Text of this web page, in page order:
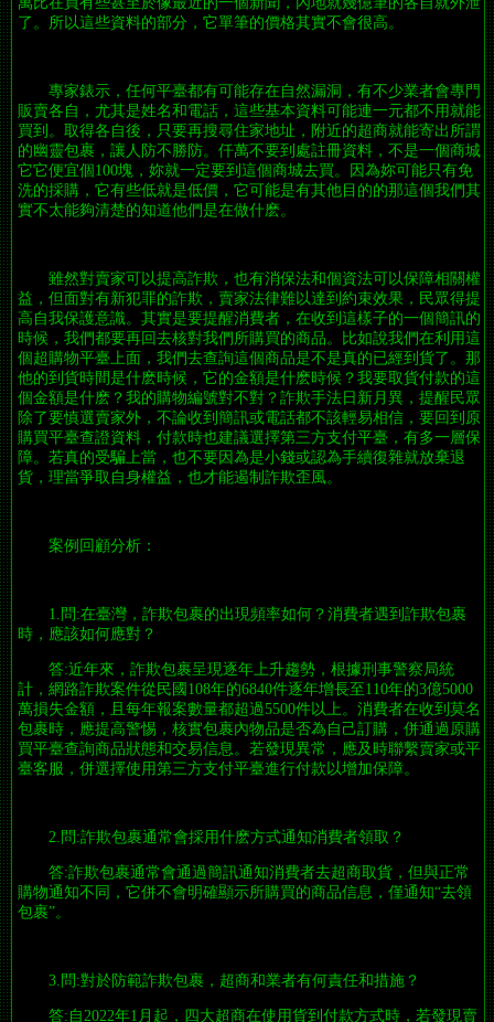
了。所以這些資料的部分，它單筆的價格其實不會很高。
專家錶示，任何平臺都有可能存在自然漏洞，有不少業者會專門
販賣各自，尤其是姓名和電話，這些基本資料可能連一元都不用就能
買到。取得各自後，只要再搜尋住家地址，附近的超商就能寄出所謂
的幽靈包裹，讓人防不勝防。仟萬不要到處註冊資料，不是一個商城
它它便宜個100塊，妳就一定要到這個商城去買。因為妳可能只有免
洗的採購，它有些低就是低價，它可能是有其他目的的那這個我們其
實不太能夠清楚的知道他們是在做什麽。
雖然對賣家可以提高詐欺，也有消保法和個資法可以保障相關權
益，但面對有新犯罪的詐欺，賣家法律難以達到約束效果，民眾得提
高自我保護意識。其實是要提醒消費者，在收到這樣子的一個簡訊的
時候，我們都要再回去核對我們所購買的商品。比如說我們在利用這
個超購物平臺上面，我們去查詢這個商品是不是真的已經到貨了。那
他的到貨時間是什麽時候，它的金額是什麽時候？我要取貨付款的這
個金額是什麽？我的購物編號對不對？詐欺手法日新月異，提醒民眾
除了要慎選賣家外，不論收到簡訊或電話都不該輕易相信，要回到原
購買平臺查證資料，付款時也建議選擇第三方支付平臺，有多一層保
障。若真的受騙上當，也不要因為是小錢或認為手續復雜就放棄退
貨，理當爭取自身權益，也才能遏制詐欺歪風。
案例回顧分析：
1.問:在臺灣，詐欺包裹的出現頻率如何？消費者遇到詐欺包裹
時，應該如何應對？
答:近年來，詐欺包裹呈現逐年上升趨勢，根據刑事警察局統
計，網路詐欺案件從民國108年的6840件逐年增長至110年的3億5000
萬損失金額，且每年報案數量都超過5500件以上。消費者在收到莫名
包裹時，應提高警惕，核實包裹內物品是否為自己訂購，併通過原購
買平臺查詢商品狀態和交易信息。若發現異常，應及時聯繫賣家或平
臺客服，併選擇使用第三方支付平臺進行付款以增加保障。
2.問:詐欺包裹通常會採用什麽方式通知消費者領取？
答:詐欺包裹通常會通過簡訊通知消費者去超商取貨，但與正常
購物通知不同，它併不會明確顯示所購買的商品信息，僅通知“去領
包裹”。
3.問:對於防範詐欺包裹，超商和業者有何責任和措施？
答:自2022年1月起，四大超商在使用貨到付款方式時，若發現賣